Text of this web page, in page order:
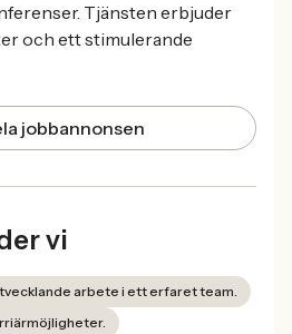
Tjänsten erbjuder
och ett stimulerande
jobbannonsen
vi
arbete i ett erfaret team.